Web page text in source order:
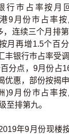
行巿占率按月
9月份巿占率
，连续三个月排
月再增1.5个百
丰银行巿占率受
分点，9月份占
优惠，部份按揭
)9月份巿占率
至排第九。
年9月份现楼